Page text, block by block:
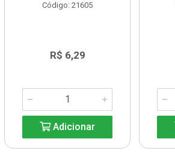
Código: 21605
R$ 6,29
Adicionar